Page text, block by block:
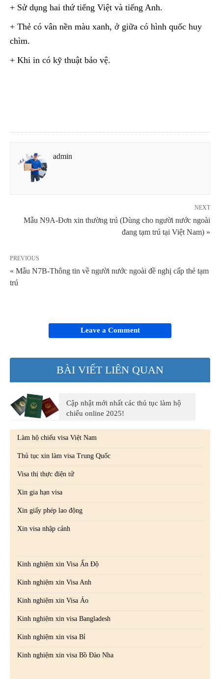
+ Sử dụng hai thứ tiếng Việt và tiếng Anh.
+ Thẻ có vân nền màu xanh, ở giữa có hình quốc huy
chìm.
+ Khi in có kỹ thuật bảo vệ.
admin
NEXT
Mẫu N9A-Đơn xin thường trú (Dùng cho người nước ngoài
đang tạm trú tại Việt Nam) »
PREVIOUS
« Mẫu N7B-Thông tin về người nước ngoài đề nghị cấp thẻ tạm
trú
Leave a Comment
BÀI VIẾT LIÊN QUAN
Cập nhật mới nhất các thủ tục làm hộ
chiếu online 2025!
Làm hộ chiếu visa Việt Nam
Thủ tục xin làm visa Trung Quốc
Visa thị thực điện tử
Xin gia hạn visa
Xin giấy phép lao động
Xin visa nhập cảnh
Kinh nghiệm xin Visa Ấn Độ
Kinh nghiệm xin Visa Anh
Kinh nghiệm xin Visa Áo
Kinh nghiệm xin visa Bangladesh
Kinh nghiệm xin visa Bỉ
Kinh nghiệm xin visa Bồ Đào Nha